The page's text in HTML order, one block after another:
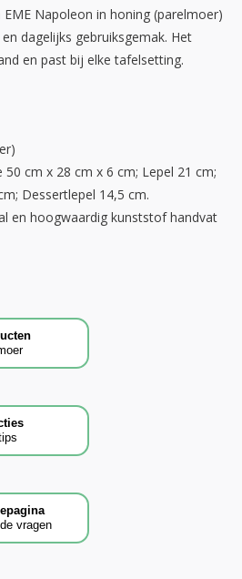
Napoleon in honing (parelmoer)
dagelijks gebruiksgemak. Het
en past bij elke tafelsetting.
cm x 28 cm x 6 cm; Lepel 21 cm;
Dessertlepel 14,5 cm.
en hoogwaardig kunststof handvat
vragen